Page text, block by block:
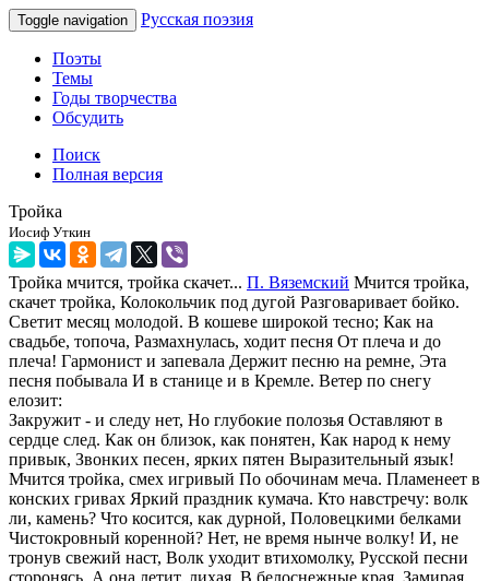
Toggle navigation Русская поэзия
Поэты
Темы
Годы творчества
Обсудить
Поиск
Полная версия
Тройка
Иосиф Уткин
Тройка мчится, тройка скачет... П. Вяземский Мчится тройка,
скачет тройка, Колокольчик под дугой Разговаривает бойко.
Светит месяц молодой. В кошеве широкой тесно; Как на
свадьбе, топоча, Размахнулась, ходит песня От плеча и до
плеча! Гармонист и запевала Держит песню на ремне, Эта
песня побывала И в станице и в Кремле. Ветер по снегу
елозит:
Закружит - и следу нет, Но глубокие полозья Оставляют в
сердце след. Как он близок, как понятен, Как народ к нему
привык, Звонких песен, ярких пятен Выразительный язык!
Мчится тройка, смех игривый По обочинам меча. Пламенеет в
конских гривах Яркий праздник кумача. Кто навстречу: волк
ли, камень? Что косится, как дурной, Половецкими белками
Чистокровный коренной? Нет, не время нынче волку! И, не
тронув свежий наст, Волк уходит втихомолку, Русской песни
сторонясь. А она летит, лихая, В белоснежные края, Замирая,